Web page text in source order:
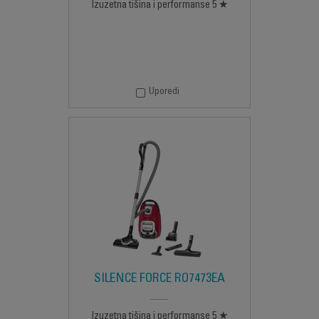
Izuzetna tišina i performanse 5 ★
Uporedi
SILENCE FORCE RO7473EA
Izuzetna tišina i performanse 5 ★